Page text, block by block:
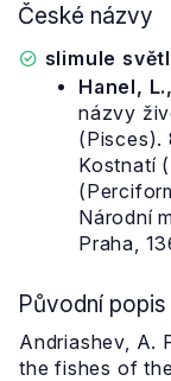
České názvy
slimule
Hanel,
názvy
(Pisces).
Kostnatí
Národní
Praha,
Původní popis
Andriashev, A.
the fishes of